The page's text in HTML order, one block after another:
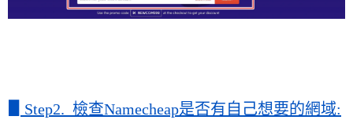
Step2. 檢查Namecheap是否有自己想要的網域: